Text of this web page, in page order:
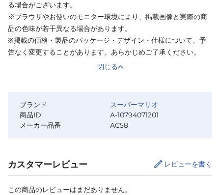
る場合がございます。
※ブラウザやお使いのモニター環境により、掲載画像と実際の商
品の色味が若干異なる場合があります。
※掲載の価格・製品のパッケージ・デザイン・仕様について、予
告なく変更することがあります。あらかじめご了承ください。
閉じる
ブランド
スーパーマリオ
商品ID
A-10794071201
メーカー品番
AC58
カスタマーレビュー レビューを書く
この商品のレビューはまだありません。